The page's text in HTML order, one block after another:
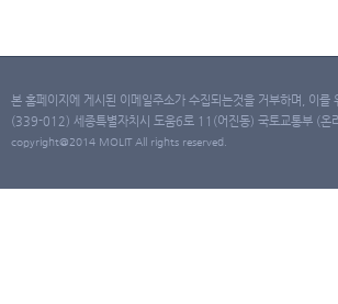
본 홈페이지에 게시된 이메일주소가 수집되는것을 거부하며, 이
(339-012) 세종특별자치시 도움6로 11(어진동) 국토교통부
copyright@2014 MOLIT All rights reserved.